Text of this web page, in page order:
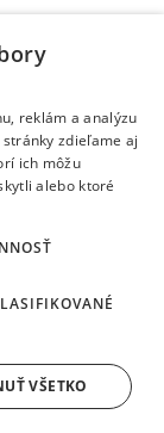
•Objem
filter •
: 25 minút
reklám a analýzu
zdieľame aj
ich môžu
alebo ktoré
VŠETKO